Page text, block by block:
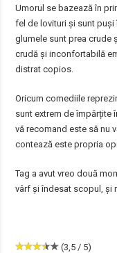
Umorul se bazează în
fel de lovituri și sunt
glumele sunt prea crude
crudă și inconfortabilă
distrat copios.
Oricum comediile
sunt extrem de împărțite
vă recomand este să nu
contează este propria
Tag a avut vreo două
vârf și îndesat scopul, și
(3,5 / 5)